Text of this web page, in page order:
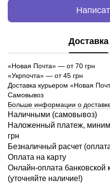
Доставка
«Новая Почта» — от 70 грн
«Укрпочта» — от 45 грн
Доставка курьером «Новая
Самовывоз
Больше информации о
Наличными (самовывоз)
Наложенный платеж,
грн
Безналичный расчет
Оплата на карту
Онлайн-оплата банковской
(уточняйте наличие!)